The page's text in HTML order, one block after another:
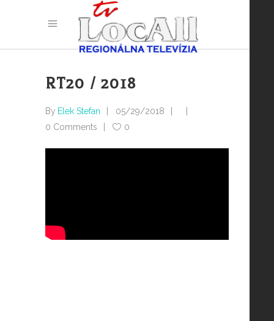
RT20 / 2018
By Elek Stefan
05/29/2018
0 Comments
0